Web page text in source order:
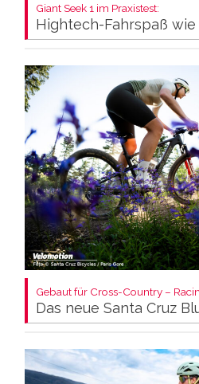
Giant Seek 1 im Praxistest:
Hightech-Fahrspaß wie
Gebaut für Cross-Country –
Das neue Santa Cruz